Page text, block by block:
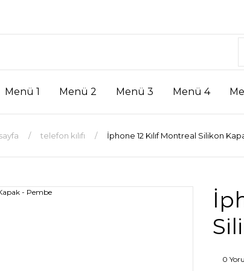
Menü 1 Menü 2 Menü 3 Menü 4
telefon kılıfı İphone 12 Kılıf Montreal Silikon
0